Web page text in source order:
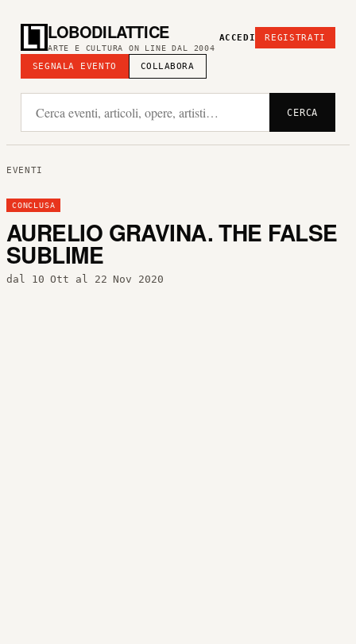
LOBODILATTICE
ARTE E CULTURA ON LINE DAL 2004
SEGNALA EVENTO COLLABORA
ACCEDI REGISTRATI
CERCA
EVENTI
CONCLUSA
AURELIO GRAVINA. THE FALSE
SUBLIME
dal 10 Ott al 22 Nov 2020